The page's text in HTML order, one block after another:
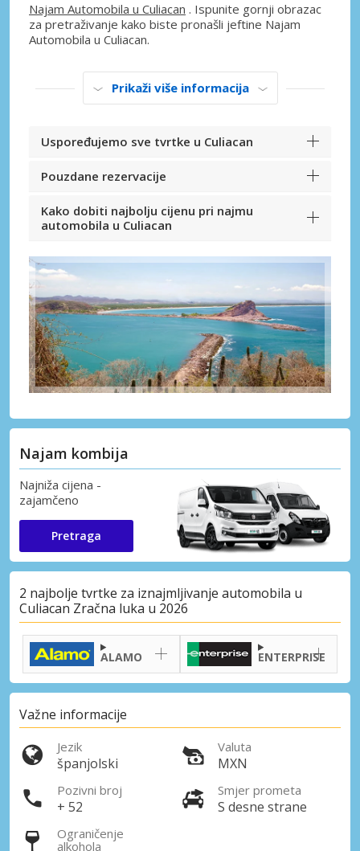
Najam Automobila u Culiacan . Ispunite gornji obrazac
za pretraživanje kako biste pronašli jeftine Najam
Automobila u Culiacan.
Prikaži više informacija
Uspoređujemo sve tvrtke u Culiacan
Pouzdane rezervacije
Kako dobiti najbolju cijenu pri najmu
automobila u Culiacan
Najam kombija
Najniža cijena -
zajamčeno
Pretraga
2 najbolje tvrtke za iznajmljivanje automobila u
Culiacan Zračna luka u 2026
ALAMO ENTERPRISE
Važne informacije
Jezik
španjolski
Valuta
MXN
Pozivni broj
+ 52
Smjer prometa
S desne strane
Ograničenje
alkohola